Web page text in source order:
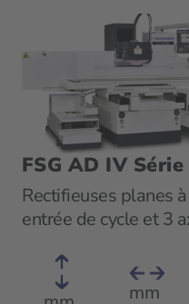
FSG AD IV
Rectifieuses planes
entrée de cycle et 3
mm